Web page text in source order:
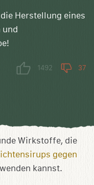
1492 37
Wirkstoffe, die
gegen
kannst.